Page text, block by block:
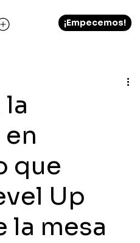
¡Empecemos!
que
Up
la mesa